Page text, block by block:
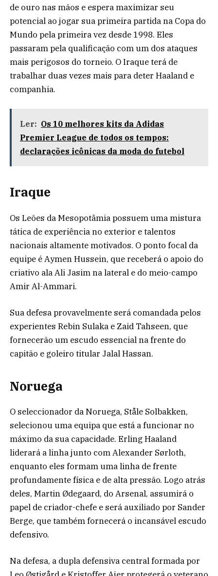
de ouro nas mãos e espera maximizar seu
potencial ao jogar sua primeira partida na Copa do
Mundo pela primeira vez desde 1998. Eles
passaram pela qualificação com um dos ataques
mais perigosos do torneio. O Iraque terá de
trabalhar duas vezes mais para deter Haaland e
companhia.
Ler: Os 10 melhores kits da Adidas
Premier League de todos os tempos:
declarações icônicas da moda do futebol
Iraque
Os Leões da Mesopotâmia possuem uma mistura
tática de experiência no exterior e talentos
nacionais altamente motivados. O ponto focal da
equipe é Aymen Hussein, que receberá o apoio do
criativo ala Ali Jasim na lateral e do meio-campo
Amir Al-Ammari.
Sua defesa provavelmente será comandada pelos
experientes Rebin Sulaka e Zaid Tahseen, que
fornecerão um escudo essencial na frente do
capitão e goleiro titular Jalal Hassan.
Noruega
O seleccionador da Noruega, Ståle Solbakken,
selecionou uma equipa que está a funcionar no
máximo da sua capacidade. Erling Haaland
liderará a linha junto com Alexander Sørloth,
enquanto eles formam uma linha de frente
profundamente física e de alta pressão. Logo atrás
deles, Martin Ødegaard, do Arsenal, assumirá o
papel de criador-chefe e será auxiliado por Sander
Berge, que também fornecerá o incansável escudo
defensivo.
Na defesa, a dupla defensiva central formada por